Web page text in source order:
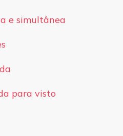
e simultânea
para visto